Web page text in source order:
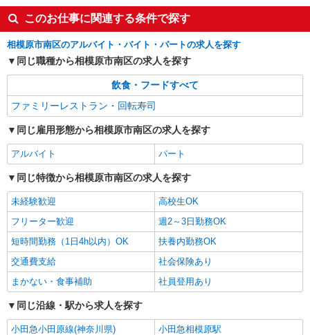
掲載期間終了
このお仕事に関連する条件で探す
相模原市南区のアルバイト・バイト・パートの求人を探す
同じ職種から相模原市南区の求人を探す
飲食・フードすべて
ファミリーレストラン・回転寿司
同じ雇用形態から相模原市南区の求人を探す
アルバイト パート
同じ特徴から相模原市南区の求人を探す
未経験歓迎
高校生OK
フリーター歓迎
週2～3日勤務OK
短時間勤務（1日4h以内）OK
扶養内勤務OK
交通費支給
社会保険あり
まかない・食事補助
社員登用あり
同じ沿線・駅から求人を探す
小田急小田原線(神奈川県) 小田急相模原駅